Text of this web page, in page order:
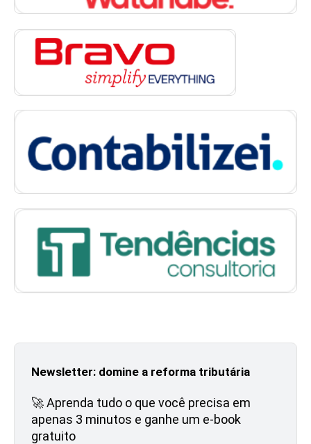
Newsletter: domine a reforma tributária
🚀 Aprenda tudo o que você precisa em
apenas 3 minutos e ganhe um e-book
gratuito